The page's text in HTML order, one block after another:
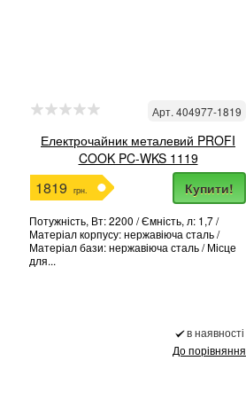
Арт. 404977-1819
Електрочайник металевий PROFI
COOK PC-WKS 1119
1819 грн. Купити!
Потужність, Вт: 2200 / Ємність, л: 1,7 /
Матеріал корпусу: нержавіюча сталь /
Матеріал бази: нержавіюча сталь / Місце
для...
в наявності
До порівняння